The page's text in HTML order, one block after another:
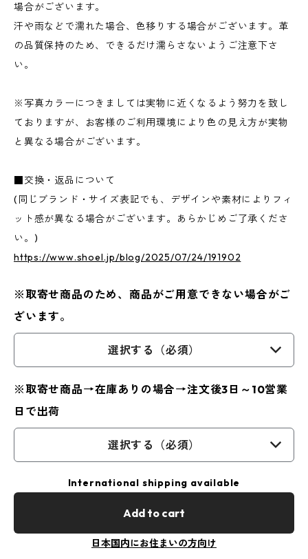
場合がございます。
汗や雨などで濡れた場合、色移りする場合がございます。革
の品質保持のため、できるだけ濡らさないようご注意下さ
い。
※写真カラーにつきましては実物に近くなるよう努力を致し
ておりますが、お客様のご利用環境により色の見え方が実物
と異なる場合がございます。
■交換・返品について
(同じブランド・サイズ表記でも、デザインや素材によりフィ
ット感が異なる場合がございます。あらかじめご了承くださ
い。)
https://www.shoel.jp/blog/2025/07/24/191902
※取寄せ商品のため、商品がご用意できない場合がご
ざいます。
選択する（必須）
※取寄せ商品→在庫ありの場合→注文後3日～10営業
日で出荷
選択する（必須）
International shipping available
Add to cart
日本国内にお住まいの方向け